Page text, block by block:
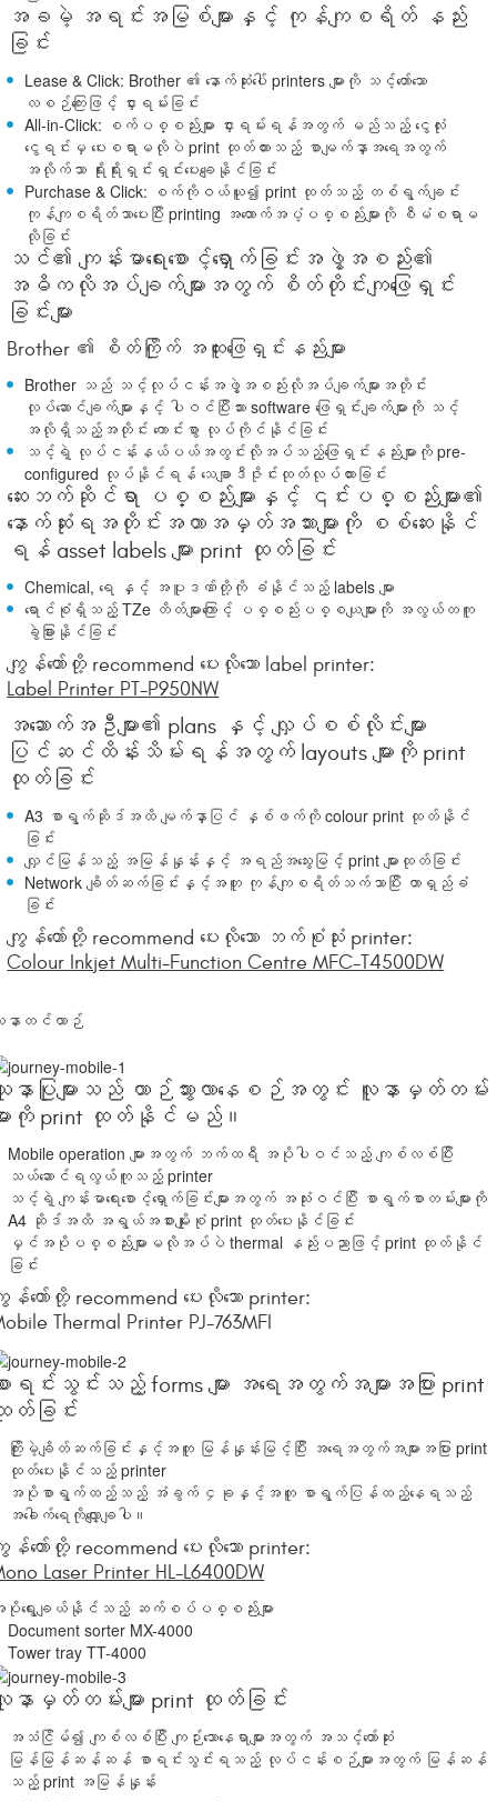
အခမဲ့ အရင်းအမြစ်များနှင့် ကုန်ကျစရိတ် နည်း
ခြင်း
Lease & Click: Brother ၏ နောက်ဆုံးပေါ် printers များကို သင့်တော်သော
လစဉ်ကြေးဖြင့် ငှားရမ်းခြင်း
All-in-Click: စက်ပစ္စည်းများ ငှားရမ်းရန်အတွက် မည်သည့် ငွေလုံး
ငွေရင်းမှ ပေးစရာမလိုပဲ print ထုတ်ထားသည့် စာမျက်နှာအရေအတွက်
အလိုက်သာ ရိုးရိုးရှင်းရှင်းပေးချေနိုင်ခြင်း
Purchase & Click: စက်ကိုဝယ်ယူ၍ print ထုတ်သည့် တစ်ရွက်ချင်း
ကုန်ကျစရိတ်သာပေးပြီး printing အထောက်အပံ့ပစ္စည်းများကို စီမံစရာမ
လိုခြင်း
သင်၏ ကျန်းမာရေးစောင့်ရှောက်ခြင်းအဖွဲ့အစည်း၏
အဓိကလိုအပ်ချက်များအတွက် စိတ်တိုင်းကျဖြေရှင်း
ခြင်းများ
Brother ၏ စိတ်ကြိုက် အထူးဖြေရှင်းနည်းများ
Brother သည် သင့်လုပ်ငန်းအဖွဲ့အစည်းလိုအပ်ချက်များအတိုင်း
လုပ်ဆောင်ချက်များနှင့် ပါဝင်ပြီးသား software ဖြေရှင်းချက်များကို သင့်
အလိုရှိသည့်အတိုင်း ကောင်းစွာ လုပ်ကိုင်နိုင်ခြင်း
သင့်ရဲ့ လုပ်ငန်းနယ်ပယ်အတွင်းလိုအပ်သည့်ဖြေရှင်းနည်းများကို pre-
configured လုပ်နိုင်ရန် သေချာဒီဇိုင်းထုတ်လုပ်ထားခြင်း
ဆေးဘက်ဆိုင်ရာ ပစ္စည်းများနှင့် ၎င်းပစ္စည်းများ၏
နောက်ဆုံးရအတိုင်းအတာအမှတ်အသားများကို စစ်ဆေးနိုင်
ရန် asset labels များ print ထုတ်ခြင်း
Chemical, ရေ နှင့် အပူဒဏ်တို့ကို ခံနိုင်သည့် labels များ
ရောင်စုံရှိသည့် TZe တိတ်များကြောင့် ပစ္စည်းပစ္စယျများကို အလွယ်တကူ
ခွဲခြားနိုင်ခြင်း
ကျွန်တော်တို့ recommend ပေးလိုသော label printer:
Label Printer PT-P950NW
အဆောက်အဦများ၏ plans နှင့် လျှပ်စစ်လိုင်းများ
ပြင်ဆင်ထိန်းသိမ်းရန်အတွက် layouts များကို print
ထုတ်ခြင်း
A3 စာရွက်ဆိုဒ်အထိ မျက်နှာပြင် နှစ်ဖက်ကို colour print ထုတ်နိုင်
ခြင်း
လျှင်မြန်သည့် အမြန်နှုန်းနှင့် အရည်အသွေးမြင့် print များထုတ်ခြင်း
Network ချိတ်ဆက်ခြင်းနှင့်အတူ ကုန်ကျစရိတ်သက်သာပြီး တာရှည်ခံ
ခြင်း
ကျွန်တော်တို့ recommend ပေးလိုသော ဘက်စုံသုံး printer:
Colour Inkjet Multi-Function Centre MFC-T4500DW
ာတင်ယာဉ်
ာပြုများသည် ယာဉ်သွားလာနေစဉ်အတွင်း လူနာမှတ်တမ်း
ျားကို print ထုတ်နိုင်မည်။
Mobile operation များအတွက် ဘက်ထရီ အပိုပါဝင်သည့် ကျစ်လစ်ပြီး
သယ်ဆောင်ရလွယ်ကူသည့် printer
သင့်ရဲ့ ကျန်းမာရေးစောင့်ရှောက်ခြင်းများအတွက် အသုံးဝင်ပြီး စာရွက်စာတမ်းများကို
A4 ဆိုဒ်အထိ အရွယ်အစားမျိုးစုံ print ထုတ်ပေးနိုင်ခြင်း
မှင်အပိုပစ္စည်းများမလိုအပ်ပဲ thermal နည်းပညာဖြင့် print ထုတ်နိုင်
ခြင်း
န်တော်တို့ recommend ပေးလိုသော printer:
Thermal Printer PJ-763MFI
ရင်းသွင်းသည့် forms များ အရေအတွက်အများအပြား print
တ်ခြင်း
ကြိုးမဲ့ချိတ်ဆက်ခြင်းနှင့်အတူ မြန်နှုန်းမြင့်ပြီး အရေအတွက်အများအပြား print
ထုတ်ပေးနိုင်သည့် printer
အပိုစာရွက်ထည့်သည့် အံခွက် ၄ခုနှင့်အတူ စာရွက်ပြန်ထည့်နေရသည့်
အခေါက်ရေကိုလျှော့ချပါ။
န်တော်တို့ recommend ပေးလိုသော printer:
Laser Printer HL-L6400DW
ရွေးချယ်နိုင်သည့် ဆက်စပ်ပစ္စည်းများ
Document sorter MX-4000
Tower tray TT-4000
ာမှတ်တမ်းများ print ထုတ်ခြင်း
အသံငြိမ်၍ ကျစ်လစ်ပြီး ကျဉ်းသောနေရာများအတွက် အသင့်တော်ဆုံး
မြန်မြန်ဆန်ဆန် စာရင်းသွင်းရသည့် လုပ်ငန်းစဉ်များအတွက် မြန်ဆန်
သည့် print အမြန်နှုန်း